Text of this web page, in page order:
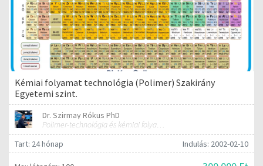
Kémiai folyamat technológia (Polimer) Szakirány
Egyetemi szint.
Dr. Szirmay Rókus PhD
Polimer-technológia és kémiai folyamat-technológia
Tart: 24 hónap
Indulás: 2002-02-10